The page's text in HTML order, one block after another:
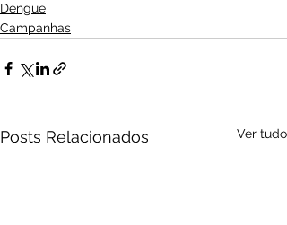
Dengue
Campanhas
Posts Relacionados Ver tudo